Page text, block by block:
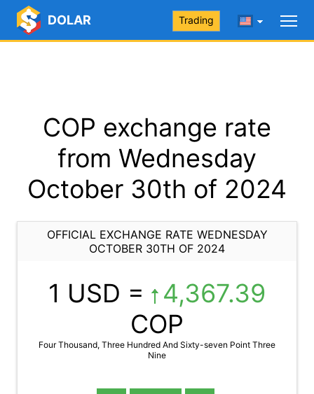
DOLAR Trading
COP exchange rate
from Wednesday
October 30th of 2024
OFFICIAL EXCHANGE RATE WEDNESDAY
OCTOBER 30TH OF 2024
1 USD =
4,367.39
COP
Four Thousand, Three Hundred And Sixty-seven Point Three
Nine